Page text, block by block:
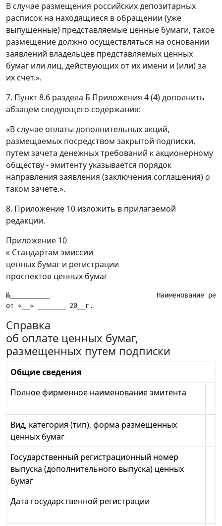
В случае размещения российских депозитарных
расписок на находящиеся в обращении (уже
выпущенные) представляемые ценные бумаги, такое
размещение должно осуществляться на основании
заявлений владельцев представляемых ценных
бумаг или лиц, действующих от их имени и (или) за
их счет.».
7. Пункт 8.6 раздела Б Приложения 4 (4) дополнить
абзацем следующего содержания:
«В случае оплаты дополнительных акций,
размещаемых посредством закрытой подписки,
путем зачета денежных требований к акционерному
обществу - эмитенту указывается порядок
направления заявления (заключения соглашения) о
таком зачете.».
8. Приложение 10 изложить в прилагаемой
редакции.
Приложение 10
к Стандартам эмиссии
ценных бумаг и регистрации
проспектов ценных бумаг
№__________                           Наименование
Справка
об оплате ценных бумаг,
размещенных путем подписки
Общие сведения
Полное фирменное наименование эмитента
Вид, категория (тип), форма размещенных
ценных бумаг
Государственный регистрационный номер
выпуска (дополнительного выпуска) ценных
бумаг
Дата государственной регистрации